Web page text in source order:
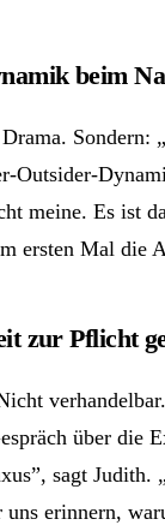
beim
Sondern:
Outsider-
meine. Es ist
ersten Mal die
zur Pflicht
über die
sagt Judith.
erinnern,